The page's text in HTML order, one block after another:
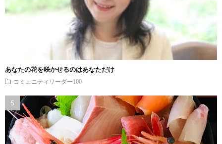
あなたの花を咲かせるのはあなただけ
コミュニティリーダー100